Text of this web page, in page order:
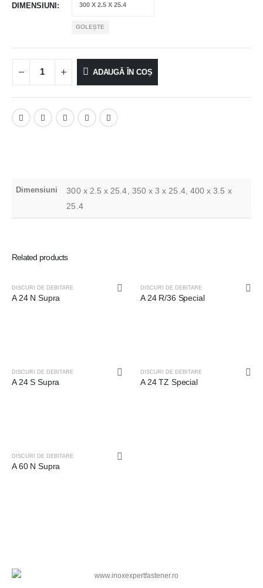
DIMENSIUNI
GOLEȘTE
ADAUGĂ ÎN COȘ
Dimensiuni
300 x 2.5 x 25.4, 350 x 3 x 25.4, 400 x 3.5 x
25.4
Related products
DISCURI DE DEBITARE
A 24 N Supra
DISCURI DE DEBITARE
A 24 R/36 Special
DISCURI DE DEBITARE
A 24 S Supra
DISCURI DE DEBITARE
A 24 TZ Special
DISCURI DE DEBITARE
A 60 N Supra